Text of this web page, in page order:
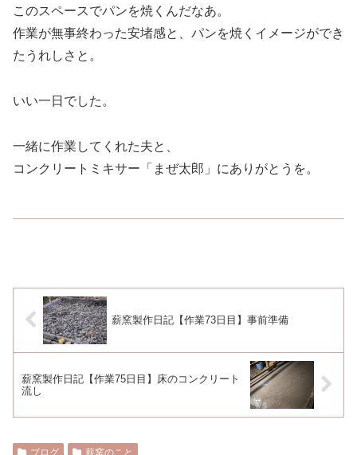
このスペースでパンを焼くんだなあ。
作業が無事終わった安堵感と、パンを焼くイメージができ
たうれしさと。
いい一日でした。
一緒に作業してくれた夫と、
コンクリートミキサー「まぜ太郎」にありがとうを。
薪窯製作日記【作業73日目】事前準備
薪窯製作日記【作業75日目】床のコンクリート
流し
ブログ 薪窯のこと